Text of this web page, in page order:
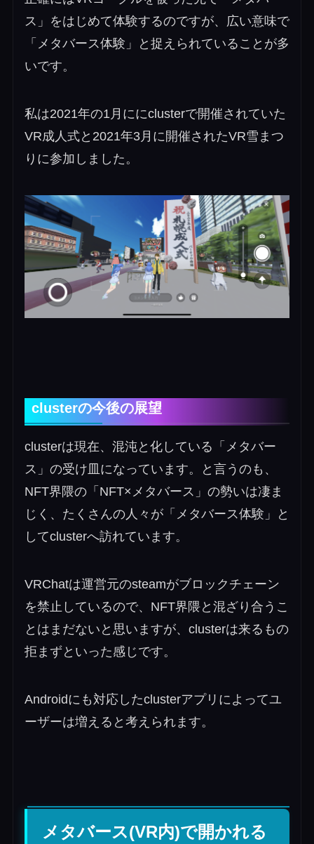
ス」をはじめて体験するのですが、広い意味で
「メタバース体験」と捉えられていることが多
いです。
私は2021年の1月ににclusterで開催されていた
VR成人式と2021年3月に開催されたVR雪まつ
りに参加しました。
clusterの今後の展望
clusterは現在、混沌と化している「メタバー
ス」の受け皿になっています。と言うのも、
NFT界隈の「NFT×メタバース」の勢いは凄ま
じく、たくさんの人々が「メタバース体験」と
してclusterへ訪れています。
VRChatは運営元のsteamがブロックチェーン
を禁止しているので、NFT界隈と混ざり合うこ
とはまだないと思いますが、clusterは来るもの
拒まずといった感じです。
Androidにも対応したclusterアプリによってユ
ーザーは増えると考えられます。
メタバース(VR内)で開かれる